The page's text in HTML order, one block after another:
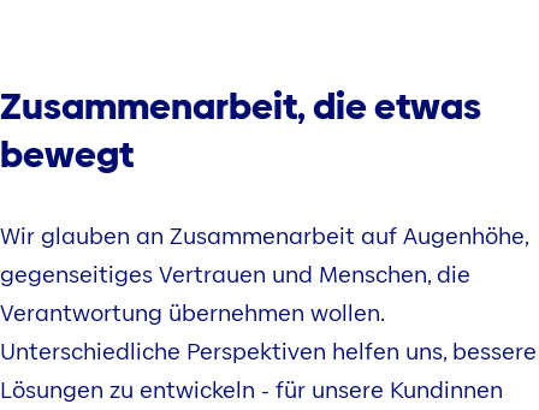
Zusammenarbeit, die etwas
bewegt
Wir glauben an Zusammenarbeit auf Augenhöhe,
gegenseitiges Vertrauen und Menschen, die
Verantwortung übernehmen wollen.
Unterschiedliche Perspektiven helfen uns, bessere
Lösungen zu entwickeln - für unsere Kundinnen